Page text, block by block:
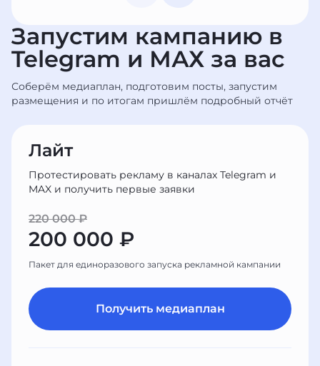
Запустим кампанию в
Telegram и МАХ за вас
Соберём медиаплан, подготовим посты, запустим
размещения и по итогам пришлём подробный отчёт
Лайт
Протестировать рекламу в каналах Telegram и
MAX и получить первые заявки
220 000 ₽
200 000 ₽
Пакет для единоразового запуска рекламной кампании
Получить медиаплан